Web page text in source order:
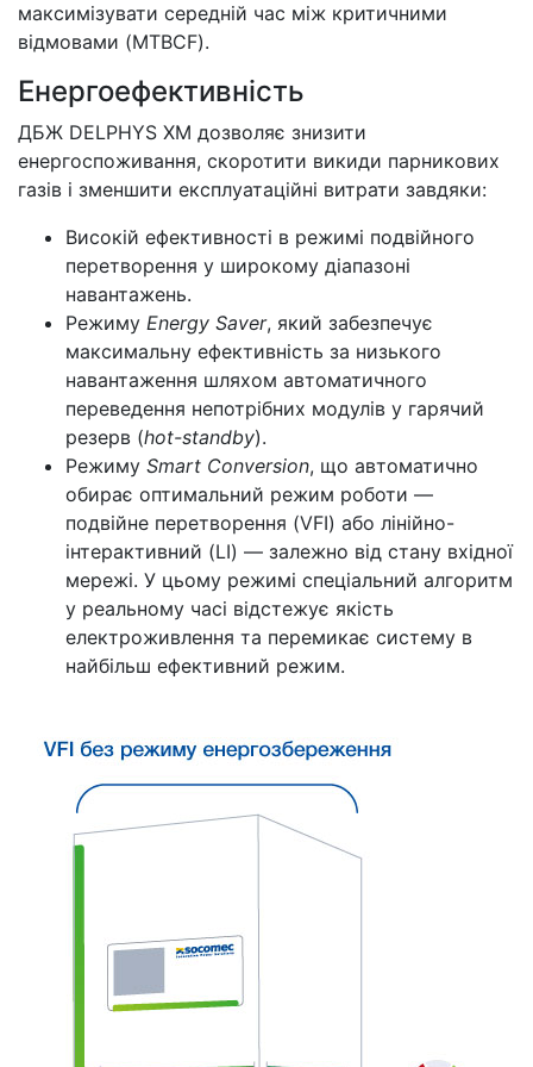
максимізувати середній час між критичними
відмовами (MTBCF).
Енергоефективність
ДБЖ DELPHYS XM дозволяє знизити
енергоспоживання, скоротити викиди парникових
газів і зменшити експлуатаційні витрати завдяки:
Високій ефективності в режимі подвійного
перетворення у широкому діапазоні
навантажень.
Режиму Energy Saver, який забезпечує
максимальну ефективність за низького
навантаження шляхом автоматичного
переведення непотрібних модулів у гарячий
резерв (hot-standby).
Режиму Smart Conversion, що автоматично
обирає оптимальний режим роботи —
подвійне перетворення (VFI) або лінійно-
інтерактивний (LI) — залежно від стану вхідної
мережі. У цьому режимі спеціальний алгоритм
у реальному часі відстежує якість
електроживлення та перемикає систему в
найбільш ефективний режим.